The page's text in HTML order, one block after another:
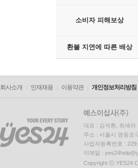
소비자 피해보상
환불 지연에 따른 배상
회사소개 인재채용 이용약관 개인정보처리방침
대표 : 김석환, 최세라
주소 : 서울시 영등포
사업자등록번호 :
이메일 :
Copyright ⓒ YES24